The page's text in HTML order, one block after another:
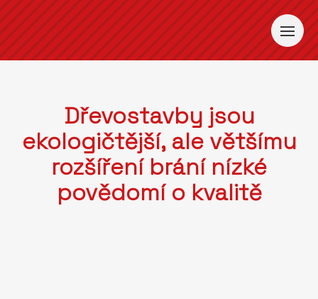
Dřevostavby jsou
ekologičtější, ale většímu
rozšíření brání nízké
povědomí o kvalitě